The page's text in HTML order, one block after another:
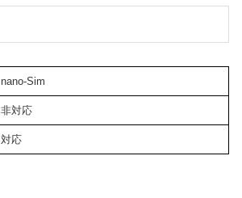
nano-Sim
非対応
対応